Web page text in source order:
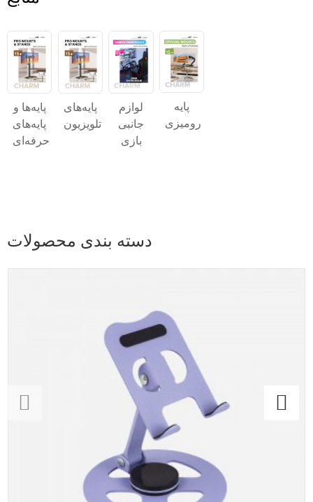
پایه‌ها و
پایه‌های
حرفه‌ای
پایه‌های
تلویزیون
لوازم
جانبی
بازی
پایه
رومیزی
دسته بندی محصولات